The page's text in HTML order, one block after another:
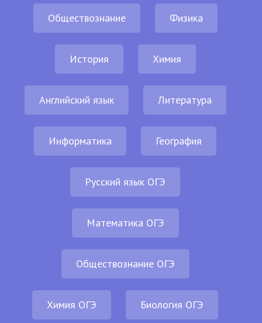
Обществознание Физика
История Химия
Английский язык Литература
Информатика География
Русский язык ОГЭ
Математика ОГЭ
Обществознание ОГЭ
Химия ОГЭ Биология ОГЭ